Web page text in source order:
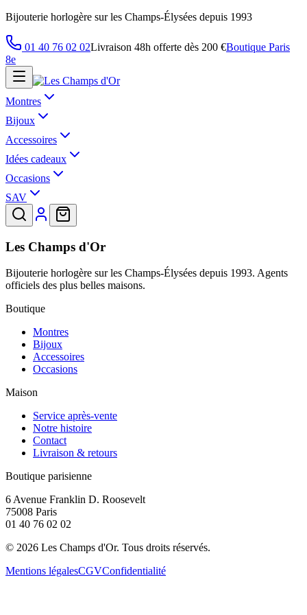
Bijouterie horlogère sur les Champs-Élysées depuis 1993
01 40 76 02 02Livraison 48h offerte dès 200 €Boutique Paris
8e
Montres
Bijoux
Accessoires
Idées cadeaux
Occasions
SAV
Les Champs d'Or
Bijouterie horlogère sur les Champs-Élysées depuis 1993. Agents
officiels des plus belles maisons.
Boutique
Montres
Bijoux
Accessoires
Occasions
Maison
Service après-vente
Notre histoire
Contact
Livraison & retours
Boutique parisienne
6 Avenue Franklin D. Roosevelt
75008 Paris
01 40 76 02 02
© 2026 Les Champs d'Or. Tous droits réservés.
Mentions légalesCGVConfidentialité